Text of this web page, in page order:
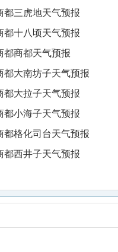
都三虎地天气预报
都十八顷天气预报
都商都天气预报
都大南坊子天气预报
都大拉子天气预报
都小海子天气预报
都格化司台天气预报
都西井子天气预报